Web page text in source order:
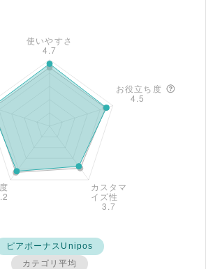
ピアボーナスUnipos
カテゴリ平均